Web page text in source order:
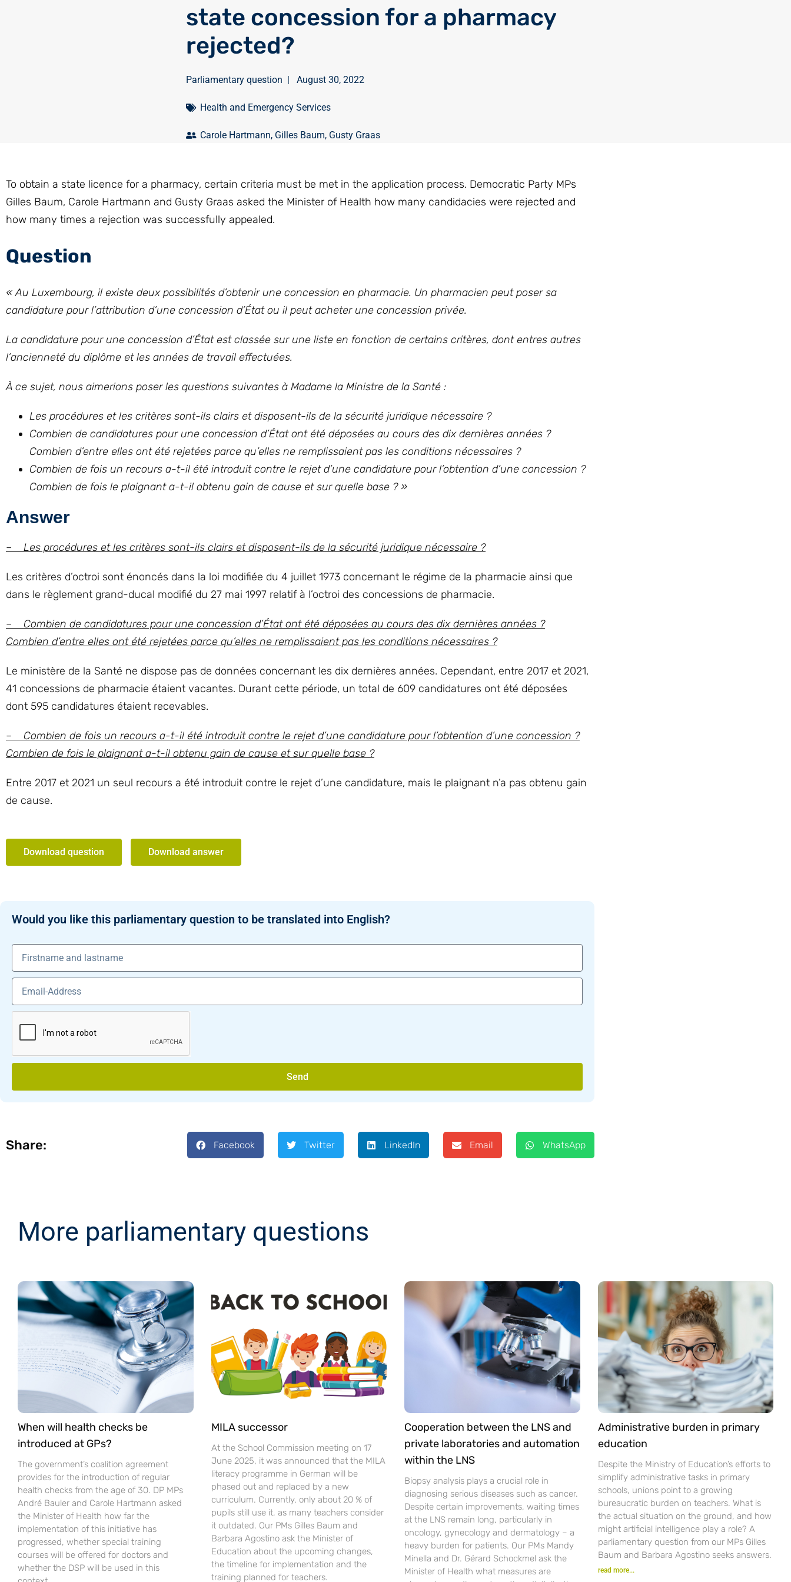
state concession for a pharmacy
rejected?
Parliamentary question | August 30, 2022
Health and Emergency Services
Carole Hartmann, Gilles Baum, Gusty Graas
To obtain a state licence for a pharmacy, certain criteria must be met in the application process. Democratic Party MPs
Gilles Baum, Carole Hartmann and Gusty Graas asked the Minister of Health how many candidacies were rejected and
how many times a rejection was successfully appealed.
Question
« Au Luxembourg, il existe deux possibilités d’obtenir une concession en pharmacie. Un pharmacien peut poser sa
candidature pour l’attribution d’une concession d’État ou il peut acheter une concession privée.
La candidature pour une concession d’État est classée sur une liste en fonction de certains critères, dont entres autres
l’ancienneté du diplôme et les années de travail effectuées.
À ce sujet, nous aimerions poser les questions suivantes à Madame la Ministre de la Santé :
Les procédures et les critères sont-ils clairs et disposent-ils de la sécurité juridique nécessaire ?
Combien de candidatures pour une concession d’État ont été déposées au cours des dix dernières années ?
Combien d’entre elles ont été rejetées parce qu’elles ne remplissaient pas les conditions nécessaires ?
Combien de fois un recours a-t-il été introduit contre le rejet d’une candidature pour l’obtention d’une concession ?
Combien de fois le plaignant a-t-il obtenu gain de cause et sur quelle base ? »
Answer
– Les procédures et les critères sont-ils clairs et disposent-ils de la sécurité juridique nécessaire ?
Les critères d’octroi sont énoncés dans la loi modifiée du 4 juillet 1973 concernant le régime de la pharmacie ainsi que
dans le règlement grand-ducal modifié du 27 mai 1997 relatif à l’octroi des concessions de pharmacie.
– Combien de candidatures pour une concession d’État ont été déposées au cours des dix dernières années ?
Combien d’entre elles ont été rejetées parce qu’elles ne remplissaient pas les conditions nécessaires ?
Le ministère de la Santé ne dispose pas de données concernant les dix dernières années. Cependant, entre 2017 et 2021,
41 concessions de pharmacie étaient vacantes. Durant cette période, un total de 609 candidatures ont été déposées
dont 595 candidatures étaient recevables.
– Combien de fois un recours a-t-il été introduit contre le rejet d’une candidature pour l’obtention d’une concession ?
Combien de fois le plaignant a-t-il obtenu gain de cause et sur quelle base ?
Entre 2017 et 2021 un seul recours a été introduit contre le rejet d’une candidature, mais le plaignant n’a pas obtenu gain
de cause.
Download question Download answer
Would you like this parliamentary question to be translated into English?
Send
Share: Facebook Twitter LinkedIn Email WhatsApp
More parliamentary questions
When will health checks be
introduced at GPs?
The government’s coalition agreement
provides for the introduction of regular
health checks from the age of 30. DP MPs
André Bauler and Carole Hartmann asked
the Minister of Health how far the
implementation of this initiative has
progressed, whether special training
courses will be offered for doctors and
whether the DSP will be used in this
MILA successor
At the School Commission meeting on 17
June 2025, it was announced that the MILA
literacy programme in German will be
phased out and replaced by a new
curriculum. Currently, only about 20 % of
pupils still use it, as many teachers consider
it outdated. Our PMs Gilles Baum and
Barbara Agostino ask the Minister of
Education about the upcoming changes,
the timeline for implementation and the
training planned for teachers.
Cooperation between the LNS and
private laboratories and automation
within the LNS
Biopsy analysis plays a crucial role in
diagnosing serious diseases such as cancer.
Despite certain improvements, waiting times
at the LNS remain long, particularly in
oncology, gynecology and dermatology – a
heavy burden for patients. Our PMs Mandy
Minella and Dr. Gérard Schockmel ask the
Minister of Health what measures are
Administrative burden in primary
education
Despite the Ministry of Education’s efforts to
simplify administrative tasks in primary
schools, unions point to a growing
bureaucratic burden on teachers. What is
the actual situation on the ground, and how
might artificial intelligence play a role? A
parliamentary question from our MPs Gilles
Baum and Barbara Agostino seeks answers.
read more...